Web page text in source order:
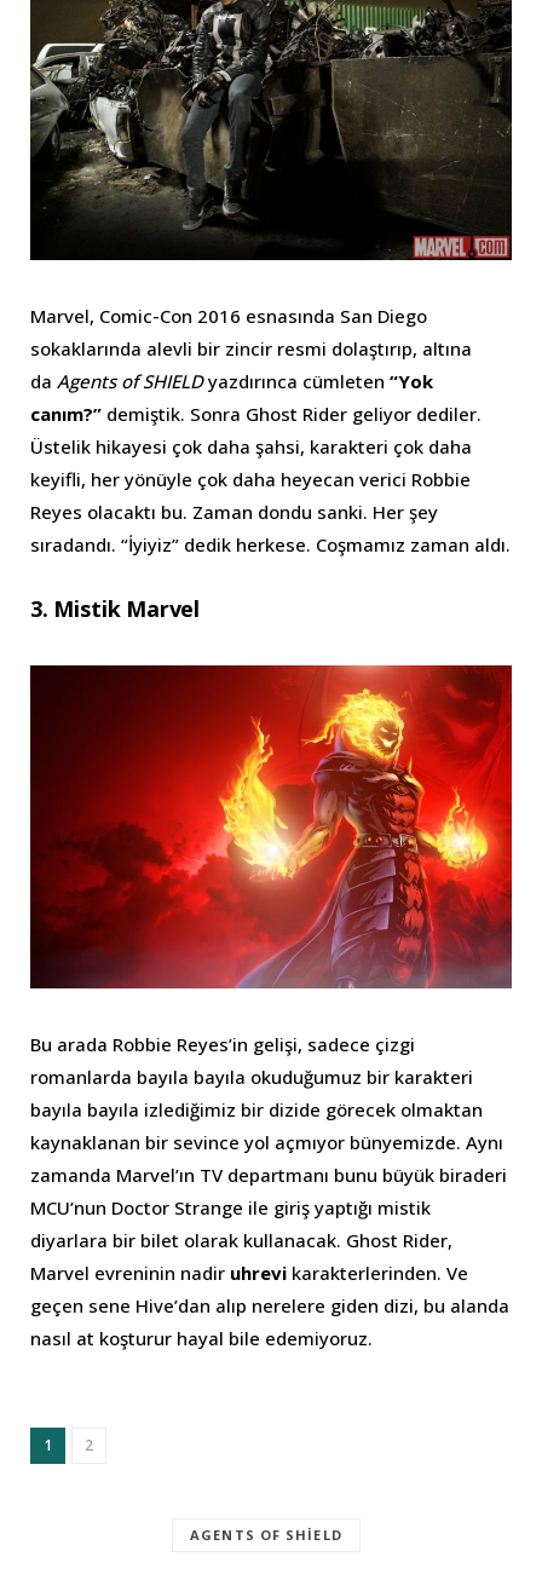
Marvel, Comic-Con 2016 esnasında San Diego
sokaklarında alevli bir zincir resmi dolaştırıp, altına
da Agents of SHIELDyazdırınca cümleten “Yok
canım?” demiştik. Sonra Ghost Rider geliyor dediler.
Üstelik hikayesi çok daha şahsi, karakteri çok daha
keyifli, her yönüyle çok daha heyecan verici Robbie
Reyes olacaktı bu. Zaman dondu sanki. Her şey
sıradandı. “İyiyiz” dedik herkese. Coşmamız zaman aldı.
3. Mistik Marvel
Bu arada Robbie Reyes’in gelişi, sadece çizgi
romanlarda bayıla bayıla okuduğumuz bir karakteri
bayıla bayıla izlediğimiz bir dizide görecek olmaktan
kaynaklanan bir sevince yol açmıyor bünyemizde. Aynı
zamanda Marvel’ın TV departmanı bunu büyük biraderi
MCU’nun Doctor Strange ile giriş yaptığı mistik
diyarlara bir bilet olarak kullanacak. Ghost Rider,
Marvel evreninin nadir uhrevi karakterlerinden. Ve
geçen sene Hive’dan alıp nerelere giden dizi, bu alanda
nasıl at koşturur hayal bile edemiyoruz.
1 2
AGENTS OF SHIELD